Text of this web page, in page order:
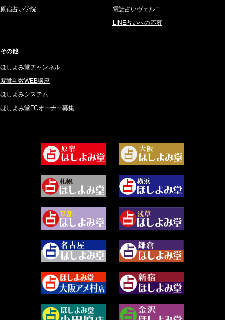
さてら (94)
桜望巴千 (270)
綺咲みゆき (22)
比呂 酒井 (59)
ロザリン (157)
坂宮 鈴果 (82)
尾羽奈美海 (95)
藻那ムール (2)
白丸モカ (180)
水浅葱 旬時 (150)
阿佐霧 峰麿 (37)
源 彩乃 (65)
美月マーシャ (212)
芽百マミム (741)
真巳華 - Mamika - (268)
2024年12月 (57)
2024年11月 (38)
2024年10月 (36)
2024年9月 (39)
2024年8月 (45)
2024年5月 (92)
2024年3月 (49)
2024年2月 (40)
2024年1月 (63)
2023年12月 (86)
2023年11月 (67)
2023年10月 (36)
2023年9月 (37)
2023年8月 (46)
2023年7月 (59)
原宿占い学院
電話占いヴェルニ
LINE占いへの応募
その他
ほしよみ堂チャンネル
紫微斗数WEB講座
ほしよみシステム
ほしよみ堂FCオーナー募集